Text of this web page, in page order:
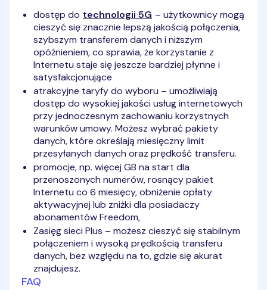
dostęp do technologii 5G – użytkownicy mogą
cieszyć się znacznie lepszą jakością połączenia,
szybszym transferem danych i niższym
opóźnieniem, co sprawia, że korzystanie z
Internetu staje się jeszcze bardziej płynne i
satysfakcjonujące
atrakcyjne taryfy do wyboru – umożliwiają
dostęp do wysokiej jakości usług internetowych
przy jednoczesnym zachowaniu korzystnych
warunków umowy. Możesz wybrać pakiety
danych, które określają miesięczny limit
przesyłanych danych oraz prędkość transferu.
promocje, np. więcej GB na start dla
przenoszonych numerów, rosnący pakiet
Internetu co 6 miesięcy, obniżenie opłaty
aktywacyjnej lub zniżki dla posiadaczy
abonamentów Freedom,
Zasięg sieci Plus – możesz cieszyć się stabilnym
połączeniem i wysoką prędkością transferu
danych, bez względu na to, gdzie się akurat
znajdujesz.
FAQ